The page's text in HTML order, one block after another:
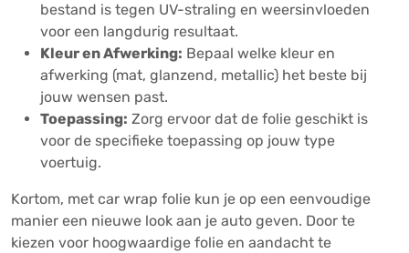
bestand is tegen UV-straling en weersinvloeden
voor een langdurig resultaat.
Kleur en Afwerking: Bepaal welke kleur en
afwerking (mat, glanzend, metallic) het beste bij
jouw wensen past.
Toepassing: Zorg ervoor dat de folie geschikt is
voor de specifieke toepassing op jouw type
voertuig.
Kortom, met car wrap folie kun je op een eenvoudige
manier een nieuwe look aan je auto geven. Door te
kiezen voor hoogwaardige folie en aandacht te